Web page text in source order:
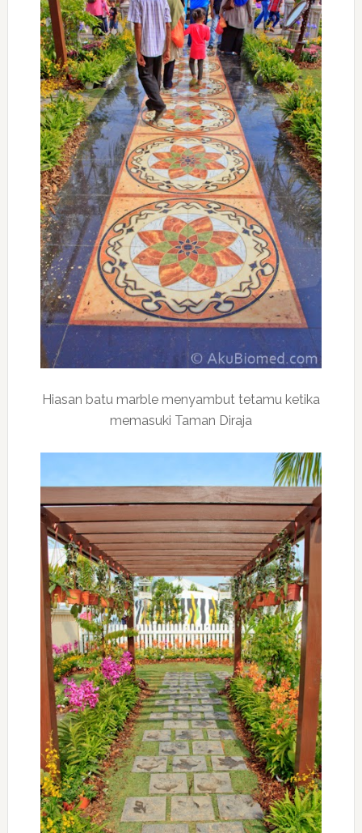
Hiasan batu marble menyambut tetamu ketika
memasuki Taman Diraja